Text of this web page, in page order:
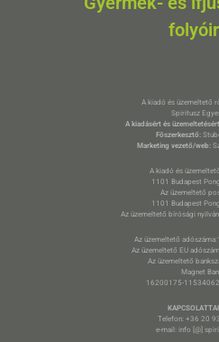
A kiadó és üzemeltető
Spiritusz
A kiadásért és
Főszerkesztő:
Marketing vezető/web:
A kiadó és
1101 Budapest
Az üzemeltető
1101 Budapest
Az üzemeltető bírósági
Az üzemeltető
Az üzemeltető EU
Az üzemeltető
Magnet
16200175-
Telefon: +36 20
e-mail: info [@]